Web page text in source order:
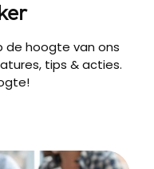
de hoogte van ons
tips & acties.